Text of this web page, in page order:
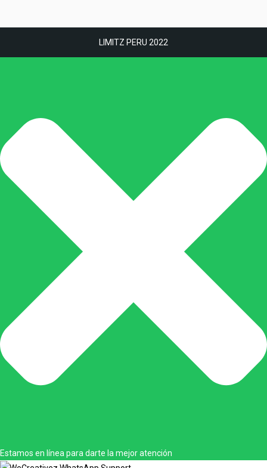
LIMITZ PERU 2022
Estamos en línea para darte la mejor atención